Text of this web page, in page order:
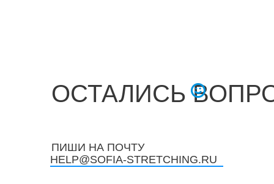
ОСТАЛИСЬ
ПИШИ НА ПОЧТУ
HELP@SOFIA-STRETCHING.RU